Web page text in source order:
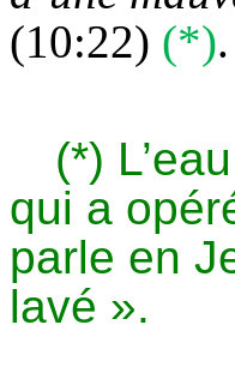
(10:22) (*).
(*)
qui a
parle en
lavé ».